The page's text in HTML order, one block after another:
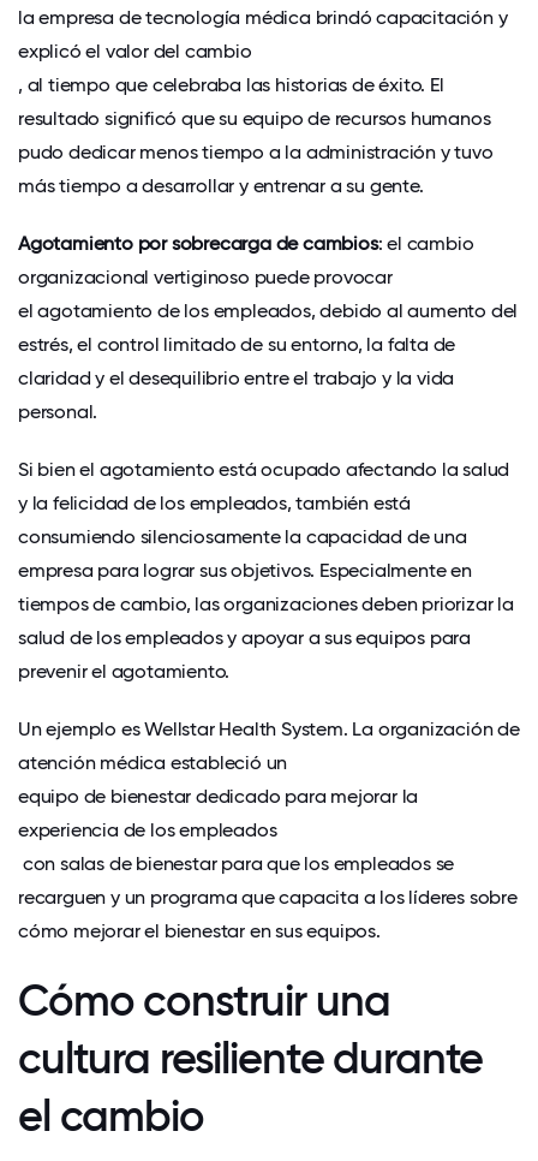
la empresa de tecnología médica brindó capacitación y
explicó el valor del cambio
, al tiempo que celebraba las historias de éxito. El
resultado significó que su equipo de recursos humanos
pudo dedicar menos tiempo a la administración y tuvo
más tiempo a desarrollar y entrenar a su gente.
Agotamiento por sobrecarga de cambios: el cambio
organizacional vertiginoso puede provocar
el agotamiento de los empleados, debido al aumento del
estrés, el control limitado de su entorno, la falta de
claridad y el desequilibrio entre el trabajo y la vida
personal.
Si bien el agotamiento está ocupado afectando la salud
y la felicidad de los empleados, también está
consumiendo silenciosamente la capacidad de una
empresa para lograr sus objetivos. Especialmente en
tiempos de cambio, las organizaciones deben priorizar la
salud de los empleados y apoyar a sus equipos para
prevenir el agotamiento.
Un ejemplo es Wellstar Health System. La organización de
atención médica estableció un
equipo de bienestar dedicado para mejorar la
experiencia de los empleados
con salas de bienestar para que los empleados se
recarguen y un programa que capacita a los líderes sobre
cómo mejorar el bienestar en sus equipos.
Cómo construir una
cultura resiliente durante
el cambio